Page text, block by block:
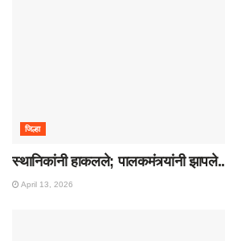
जिल्हा
स्थानिकांनी हाकलले; पालकमंत्र्यांनी झापले..
April 13, 2026